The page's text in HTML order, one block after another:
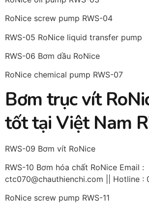
RoNice screw pump RWS-04
RWS-05 RoNice liquid transfer pump
RWS-06 Bơm dầu RoNice
RoNice chemical pump RWS-07
Bơm trục vít
tốt tại Việt Nam
RWS-09 Bơm vít RoNice
RWS-10 Bơm hóa chất RoNice Email :
ctc070@chauthienchi.com || Hotline :
RoNice screw pump RWS-11